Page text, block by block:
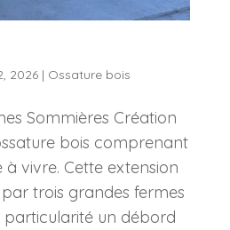
2026| Ossature bois
Sommières Création
bois comprenant
vivre. Cette extension
trois grandes fermes
particularité un débord